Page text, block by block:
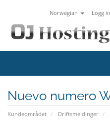
Norwegian Logg
Nuevo numero
Kundeområdet Driftsmeldinger